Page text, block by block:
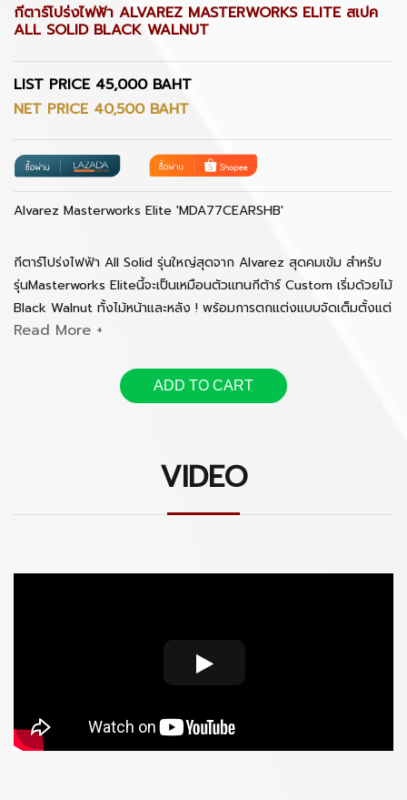
กีตาร์โปร่งไฟฟ้า ALVAREZ MASTERWORKS ELITE สเปค
ALL SOLID BLACK WALNUT
LIST PRICE 45,000 BAHT
NET PRICE 40,500 BAHT
Alvarez Masterworks Elite 'MDA77CEARSHB'
กีตาร์โปร่งไฟฟ้า All Solid รุ่นใหญ่สุดจาก Alvarez สุดคมเข้ม สำหรับ
รุ่นMasterworks Eliteนี้จะเป็นเหมือนตัวแทนกีต้าร์ Custom เริ่มด้วยไม้
Black Walnut ทั้งไม้หน้าและหลัง ! พร้อมการตกแต่งแบบจัดเต็มตั้งแต่
Slim Bevel Armrest,เดินBinding ด้วยไม้ และ Purffing Abalone
หัวใจที่สำคัญของกีตาร์ Masterworks Elite ก็คือ โครงสร้าง
ทดลองจนได้ผลที่ต้องการ ซึ่งช่วยให้เสียงย่านต่ำนั้น อวบอิ่ม
มากๆ
Baggs Element VTC ที่ให้เสียงที่พุ่งชัด แข็งแรง และเป็นแบรนด์ที่ได้
แถม Gig Bag อย่างดีปกป้องกีตาร์อย่างมั่นใจ
ADD TO CART
VIDEO